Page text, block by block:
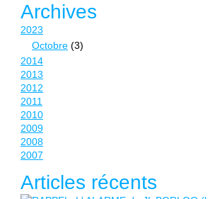
Archives
2023
Octobre (3)
2014
2013
2012
2011
2010
2009
2008
2007
Articles récents